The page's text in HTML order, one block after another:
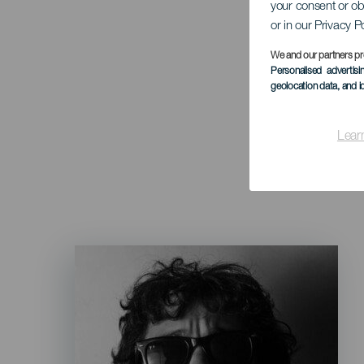
your consent or
or in our Privacy
We and our partners
Personalised
geolocation data, and